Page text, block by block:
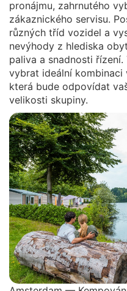
pronájmu, zahrnutého
zákaznického servisu.
různých tříd vozidel a
nevýhody z hlediska
paliva a snadnosti
vybrat ideální
která bude odpovídat
velikosti skupiny.